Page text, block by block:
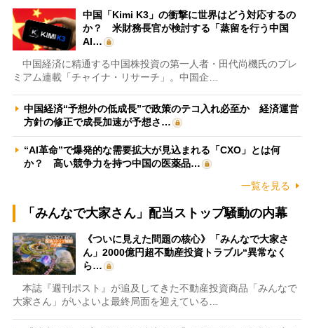
中国「Kimi K3」の衝撃に世界はどう対応するの
か？ 米財務長官が検討する「蒸留を行う中国
AI…
中国経済に精通する中国株投資の第一人者・田代尚機氏のプレ
ミアム連載「チャイナ・リサーチ」。中国企…
中国経済“予想外の低成長”で政策のテコ入れ必至か 経済運営
方針の修正で成長加速が予想さ…
“AI革命”で爆発的な需要拡大が見込まれる「CXO」とは何
か？ 高い競争力を持つ中国の医薬品…
一覧を見る
「みんなで大家さん」配当ストップ騒動の内幕
《ついに見えた問題の核心》「みんなで大家さ
ん」2000億円超不動産投資トラブル“異常なく
ら…
本誌『週刊ポスト』が追及してきた不動産投資商品「みんなで
大家さん」がいよいよ最終局面を迎えている…